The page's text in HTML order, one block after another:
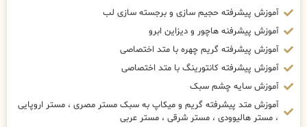
آموزش پیشرفته حجیم سازی و برجسته سازی لب
آموزش پیشرفنه هاچور و دیزاین ابرو
آموزش پیشرفته گریم چهره با متد اختصاصی
آموزش پیشرفته کانتورینگ با متد اختصاصی
آموزش سایه چشم سبک
آموزش متد پیشرفته گریم و میکاپ به سبک مستر مصری ، مستر اروپایی
، مستر هالیوودی ، مستر شرقی ، مستر عربی